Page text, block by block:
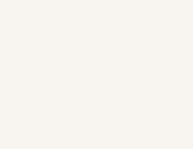
att sticka ut. En verklig